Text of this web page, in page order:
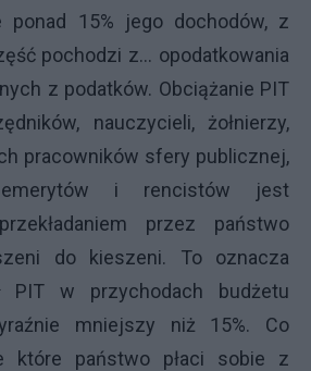
ponad 15% jego dochodów, z
pochodzi z… opodatkowania
z podatków. Obciążanie PIT
nauczycieli, żołnierzy,
pracowników sfery publicznej,
i rencistów jest
przez państwo
do kieszeni. To oznacza
PIT w przychodach budżetu
mniejszy niż 15%. Co
które państwo płaci sobie z